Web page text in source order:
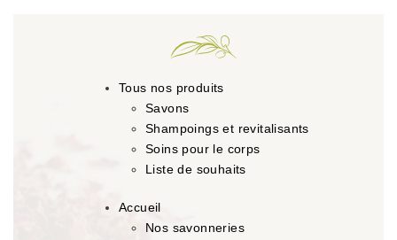
Tous nos produits
Savons
Shampoings et revitalisants
Soins pour le corps
Liste de souhaits
Accueil
Nos savonneries